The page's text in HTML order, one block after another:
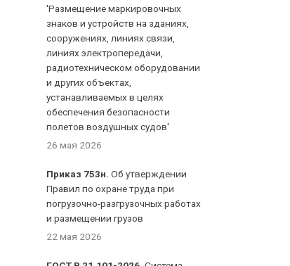
'Размещение маркировочных
знаков и устройств на зданиях,
сооружениях, линиях связи,
линиях электропередачи,
радиотехническом оборудовании
и других объектах,
устанавливаемых в целях
обеспечения безопасности
полетов воздушных судов'
26 мая 2026
Приказ 753н. Об утверждении
Правил по охране труда при
погрузочно-разгрузочных работах
и размещении грузов
22 мая 2026